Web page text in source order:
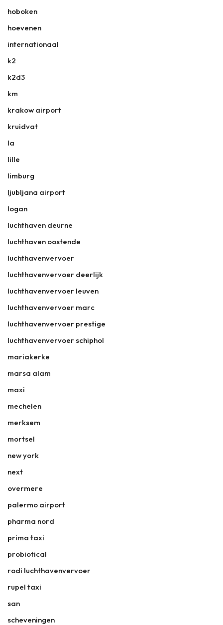
hoboken
hoevenen
internationaal
k2
k2d3
km
krakow airport
kruidvat
la
lille
limburg
ljubljana airport
logan
luchthaven deurne
luchthaven oostende
luchthavenvervoer
luchthavenvervoer deerlijk
luchthavenvervoer leuven
luchthavenvervoer marc
luchthavenvervoer prestige
luchthavenvervoer schiphol
mariakerke
marsa alam
maxi
mechelen
merksem
mortsel
new york
next
overmere
palermo airport
pharma nord
prima taxi
probiotical
rodi luchthavenvervoer
rupel taxi
san
scheveningen